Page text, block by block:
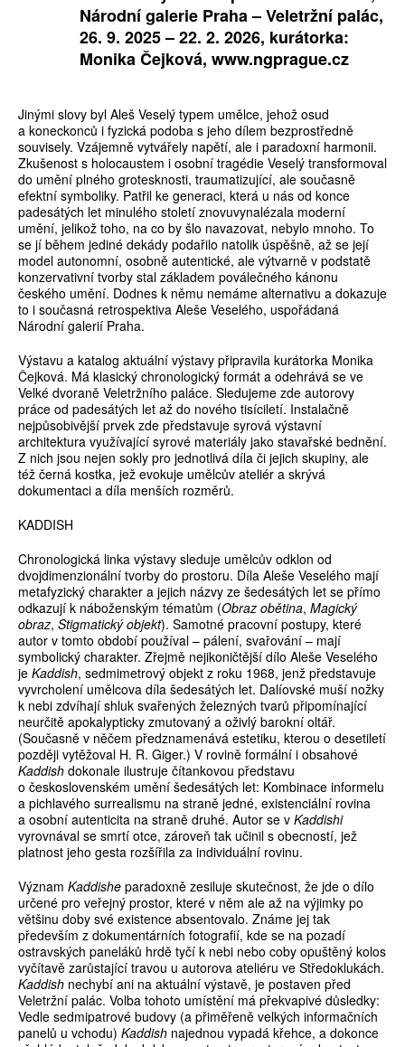
Národní galerie Praha – Veletržní palác,
26. 9. 2025 – 22. 2. 2026, kurátorka:
Monika Čejková, www.ngprague.cz
Jinými slovy byl Aleš Veselý typem umělce, jehož osud
a koneckonců i fyzická podoba s jeho dílem bezprostředně
souvisely. Vzájemně vytvářely napětí, ale i paradoxní harmonii.
Zkušenost s holocaustem i osobní tragédie Veselý transformoval
do umění plného grotesknosti, traumatizující, ale současně
efektní symboliky. Patřil ke generaci, která u nás od konce
padesátých let minulého století znovuvynalézala moderní
umění, jelikož toho, na co by šlo navazovat, nebylo mnoho. To
se jí během jediné dekády podařilo natolik úspěšně, až se její
model autonomní, osobně autentické, ale výtvarně v podstatě
konzervativní tvorby stal základem poválečného kánonu
českého umění. Dodnes k němu nemáme alternativu a dokazuje
to i současná retrospektiva Aleše Veselého, uspořádaná
Národní galerií Praha.
Výstavu a katalog aktuální výstavy připravila kurátorka Monika
Čejková. Má klasický chronologický formát a odehrává se ve
Velké dvoraně Veletržního paláce. Sledujeme zde autorovy
práce od padesátých let až do nového tisíciletí. Instalačně
nejpůsobivější prvek zde představuje syrová výstavní
architektura využívající syrové materiály jako stavařské bednění.
Z nich jsou nejen sokly pro jednotlivá díla či jejich skupiny, ale
též černá kostka, jež evokuje umělcův ateliér a skrývá
dokumentaci a díla menších rozměrů.
KADDISH
Chronologická linka výstavy sleduje umělcův odklon od
dvojdimenzionální tvorby do prostoru. Díla Aleše Veselého mají
metafyzický charakter a jejich názvy ze šedesátých let se přímo
odkazují k náboženským tématům (Obraz obětina, Magický
obraz, Stigmatický objekt). Samotné pracovní postupy, které
autor v tomto období používal – pálení, svařování – mají
symbolický charakter. Zřejmě nejikoničtější dílo Aleše Veselého
je Kaddish, sedmimetrový objekt z roku 1968, jenž představuje
vyvrcholení umělcova díla šedesátých let. Dalíovské muší nožky
k nebi zdvíhají shluk svařených železných tvarů připomínající
neurčitě apokalypticky zmutovaný a oživlý barokní oltář.
(Současně v něčem předznamenává estetiku, kterou o desetiletí
později vytěžoval H. R. Giger.) V rovině formální i obsahové
Kaddish dokonale ilustruje čítankovou představu
o československém umění šedesátých let: Kombinace informelu
a pichlavého surrealismu na straně jedné, existenciální rovina
a osobní autenticita na straně druhé. Autor se v Kaddishi
vyrovnával se smrtí otce, zároveň tak učinil s obecností, jež
platnost jeho gesta rozšířila za individuální rovinu.
Význam Kaddishe paradoxně zesiluje skutečnost, že jde o dílo
určené pro veřejný prostor, které v něm ale až na výjimky po
většinu doby své existence absentovalo. Známe jej tak
především z dokumentárních fotografií, kde se na pozadí
ostravských paneláků hrdě tyčí k nebi nebo coby opuštěný kolos
vyčítavě zarůstající travou u autorova ateliéru ve Středoklukách.
Kaddish nechybí ani na aktuální výstavě, je postaven před
Veletržní palác. Volba tohoto umístění má překvapivé důsledky:
Vedle sedmipatrové budovy (a přiměřeně velkých informačních
panelů u vchodu) Kaddish najednou vypadá křehce, a dokonce